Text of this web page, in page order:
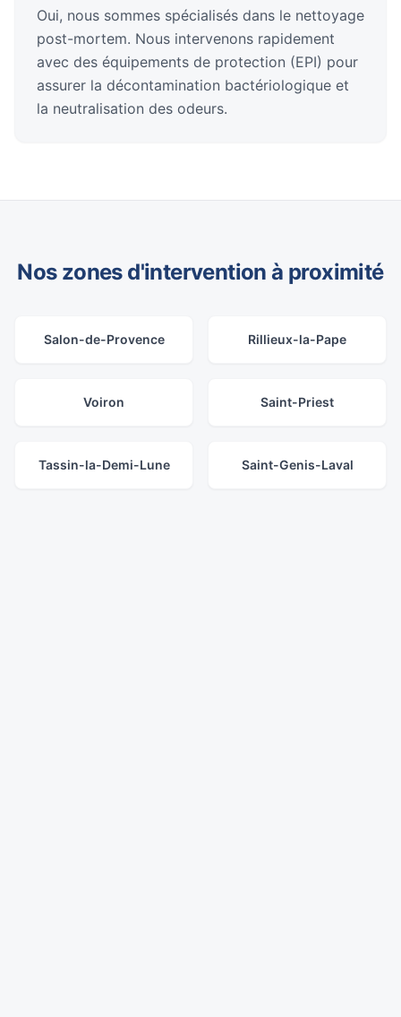
Oui, nous sommes spécialisés dans le nettoyage
post-mortem. Nous intervenons rapidement
avec des équipements de protection (EPI) pour
assurer la décontamination bactériologique et
la neutralisation des odeurs.
Nos zones d'intervention à proximité
Salon-de-Provence Rillieux-la-Pape
Voiron Saint-Priest
Tassin-la-Demi-Lune Saint-Genis-Laval